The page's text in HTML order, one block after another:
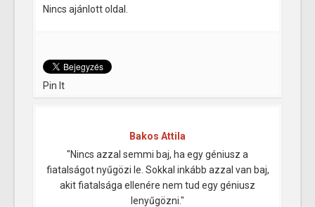
Nincs ajánlott oldal.
Pin It
Bakos Attila
"Nincs azzal semmi baj, ha egy géniusz a
fiatalságot nyűgözi le. Sokkal inkább azzal van baj,
akit fiatalsága ellenére nem tud egy géniusz
lenyűgözni."